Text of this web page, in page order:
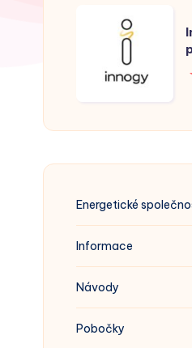
přihlášení
dva
Energetické
Informace
Návody
Pobočky